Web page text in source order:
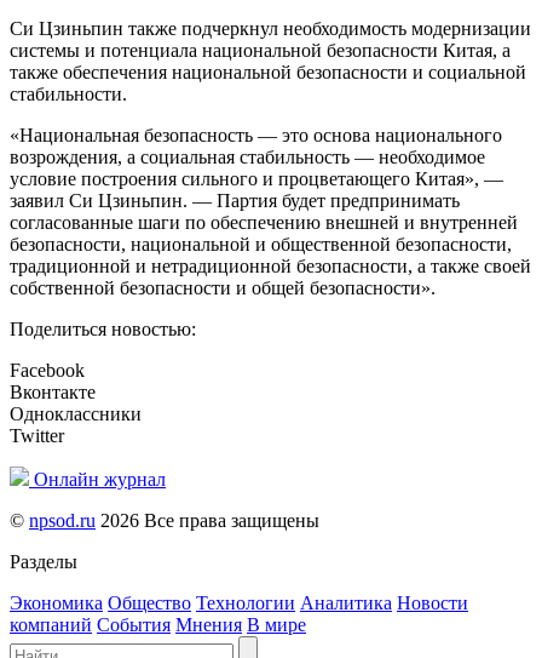
Си Цзиньпин также подчеркнул необходимость модернизации
системы и потенциала национальной безопасности Китая, а
также обеспечения национальной безопасности и социальной
стабильности.
«Национальная безопасность — это основа национального
возрождения, а социальная стабильность — необходимое
условие построения сильного и процветающего Китая», —
заявил Си Цзиньпин. — Партия будет предпринимать
согласованные шаги по обеспечению внешней и внутренней
безопасности, национальной и общественной безопасности,
традиционной и нетрадиционной безопасности, а также своей
собственной безопасности и общей безопасности».
Поделиться новостью:
Facebook
Вконтакте
Одноклассники
Twitter
Онлайн журнал
© npsod.ru 2026 Все права защищены
Разделы
Экономика Общество Технологии Аналитика Новости
компаний События Мнения В мире